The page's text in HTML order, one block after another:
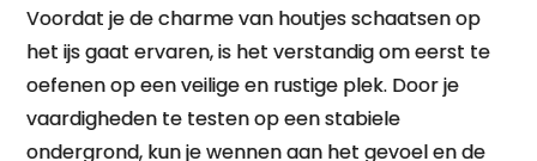
Voordat je de charme van houtjes schaatsen op
het ijs gaat ervaren, is het verstandig om eerst te
oefenen op een veilige en rustige plek. Door je
vaardigheden te testen op een stabiele
ondergrond, kun je wennen aan het gevoel en de